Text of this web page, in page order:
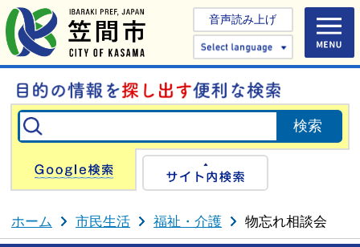
音声読み上げ
Select
Google検索
ホーム 市民生活 福祉・介護 物忘れ相談会